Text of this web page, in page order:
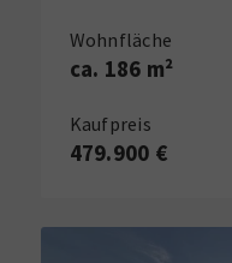
Wohnfläche
ca. 186 m²
Kaufpreis
479.900 €